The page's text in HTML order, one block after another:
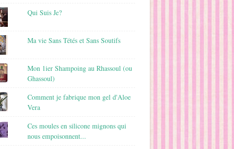
Qui Suis Je?
Ma vie Sans Tétés et Sans Soutifs
Mon 1ier Shampoing au Rhassoul (ou
Ghassoul)
Comment je fabrique mon gel d'Aloe
Vera
Ces moules en silicone mignons qui
nous empoisonnent...